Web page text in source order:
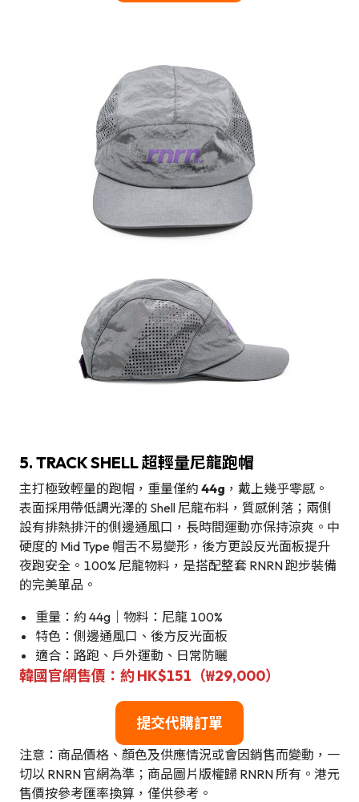
5. TRACK SHELL 超輕量尼龍跑帽
主打極致輕量的跑帽，重量僅約 44g ，戴上幾乎零感。
表面採用帶低調光澤的 Shell 尼龍布料，質感俐落；兩側
設有排熱排汗的側邊通風口，長時間運動亦保持涼爽。中
硬度的 Mid Type 帽舌不易變形，後方更設反光面板提升
夜跑安全。100% 尼龍物料，是搭配整套 RNRN 跑步裝備
的完美單品。
重量：約 44g｜物料：尼龍 100%
特色：側邊通風口、後方反光面板
適合：路跑、戶外運動、日常防曬
韓國官網售價：約 HK$151（₩29,000）
提交代購訂單
注意：商品價格、顏色及供應情況或會因銷售而變動，一
切以 RNRN 官網為準；商品圖片版權歸 RNRN 所有。港元
售價按參考匯率換算，僅供參考。